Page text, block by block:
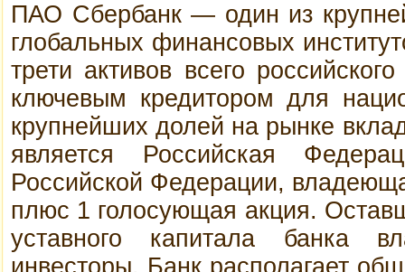
ПАО Сбербанк — один из
глобальных финансовых
трети активов всего
ключевым кредитором для
крупнейших долей на рынке
является Российская
Российской Федерации,
плюс 1 голосующая акция.
уставного капитала банка
инвесторы. Банк располагает